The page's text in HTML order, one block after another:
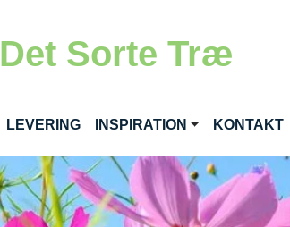
Det Sorte Træ
LEVERING INSPIRATION KONTAKT